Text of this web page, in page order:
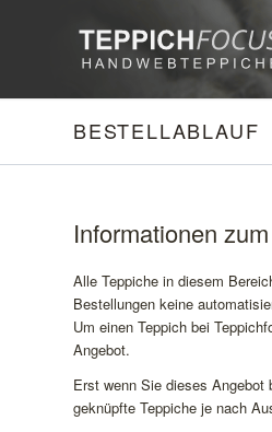
BESTELLABLAUF
Informationen
Alle Teppiche in diesem
Bestellungen keine
Um einen Teppich bei
Angebot.
Erst wenn Sie dieses Angebot
geknüpfte Teppiche je nach